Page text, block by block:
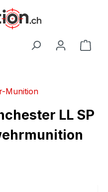
Munition
LL SP